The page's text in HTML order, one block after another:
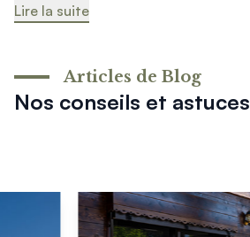
Lire la suite
Nos conseils et astuces
Articles de Blog